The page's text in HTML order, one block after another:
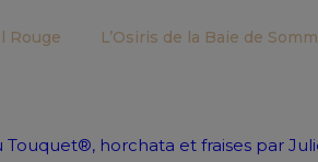
Rouge L’Osiris de la Baie de
Touquet®, horchata et fraises par